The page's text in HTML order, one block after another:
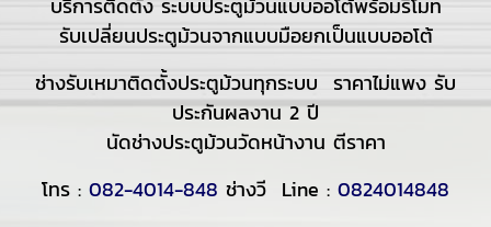
บริการติดตั้ง ระบบประตูม้วนแบบออโต้พร้อมรีโมท
รับเปลี่ยนประตูม้วนจากแบบมือยกเป็นแบบออโต้
ช่างรับเหมาติดตั้งประตูม้วนทุกระบบ ราคาไม่แพง รับ
ประกันผลงาน 2 ปี
นัดช่างประตูม้วนวัดหน้างาน ตีราคา
โทร : 082-4014-848 ช่างวี Line : 0824014848